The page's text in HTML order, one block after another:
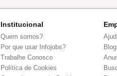
Institucional
Quem somos?
Por que usar Infojobs?
Trabalhe Conosco
Política de Cookies
Blog